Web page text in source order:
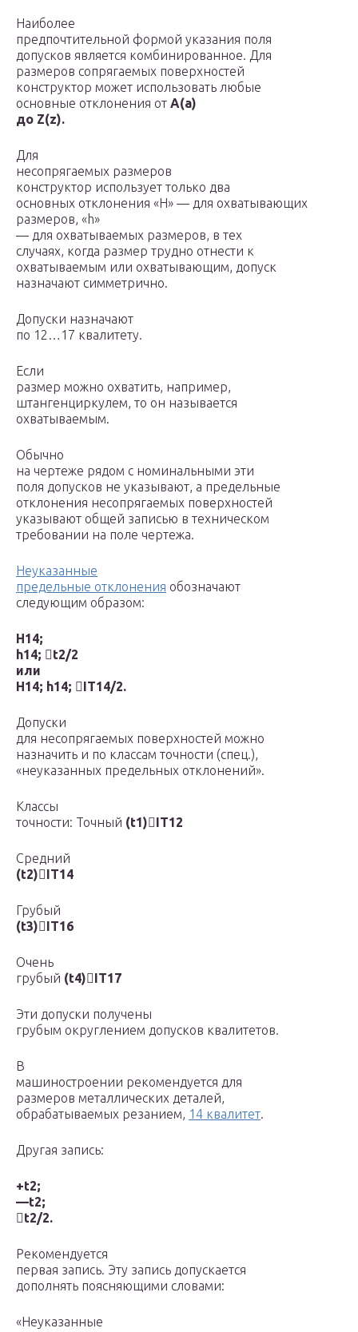
Наиболее
предпочтительной формой указания поля
допусков является комбинированное. Для
размеров сопрягаемых поверхностей
конструктор может использовать любые
основные отклонения от A(a)
до Z(z).
Для
несопрягаемых размеров
конструктор использует только два
основных отклонения «Н» — для охватывающих
размеров, «h»
— для охватываемых размеров, в тех
случаях, когда размер трудно отнести к
охватываемым или охватывающим, допуск
назначают симметрично.
Допуски назначают
по 12…17 квалитету.
Если
размер можно охватить, например,
штангенциркулем, то он называется
охватываемым.
Обычно
на чертеже рядом с номинальными эти
поля допусков не указывают, а предельные
отклонения несопрягаемых поверхностей
указывают общей записью в техническом
требовании на поле чертежа.
Неуказанные
предельные отклонения обозначают
следующим образом:
H14;
h14; t2/2
или
H14; h14; IT14/2.
Допуски
для несопрягаемых поверхностей можно
назначить и по классам точности (спец.),
«неуказанных предельных отклонений».
Классы
точности: Точный (t1)IT12
Средний
(t2)IT14
Грубый
(t3)IT16
Очень
грубый (t4)IT17
Эти допуски получены
грубым округлением допусков квалитетов.
В
машиностроении рекомендуется для
размеров металлических деталей,
обрабатываемых резанием, 14 квалитет.
Другая запись:
+t2;
—t2;
t2/2.
Рекомендуется
первая запись. Эту запись допускается
дополнять поясняющими словами:
«Неуказанные